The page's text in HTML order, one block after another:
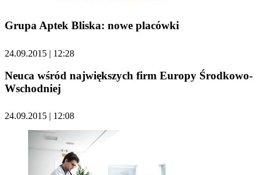
Grupa Aptek Bliska: nowe placówki
24.09.2015 | 12:28
Neuca wśród największych firm Europy Środkowo-
Wschodniej
24.09.2015 | 12:08